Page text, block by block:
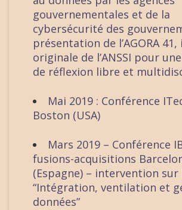
gouvernementales et de la
cybersécurité des
présentation de l’AGORA
originale de l’ANSSI pour
de réflexion libre et
Mai 2019 : Conférence
Boston (USA)
Mars 2019 – Conférence
fusions-acquisitions
(Espagne) – intervention sur
“Intégration, ventilation et
données”